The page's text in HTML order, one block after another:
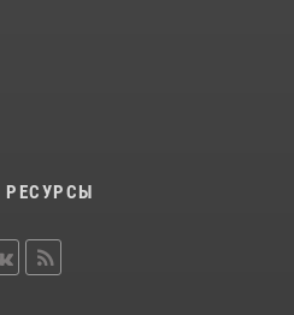
РЕСУРСЫ